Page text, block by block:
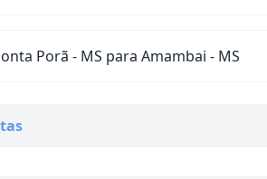
Porã - MS para Amambai - MS